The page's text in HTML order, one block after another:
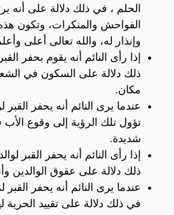
الحلم ، في ذلك دلالة على أنه
الفواحش والمنكرات، وتكون هذه
وإنذار له، والله تعالى أعلى
إذا رأى النائم أنه يقوم بحفر
ذلك دلالة على السكون في
مكان.
عندما يرى النائم أنه يحفر القبر
تؤول تلك الرؤية إلى وقوع
شديدة.
إذا رأى النائم أنه يحفر القبر
ذلك دلالة على عقوق الوالدين
عندما يرى النائم أنه يحفر
في ذلك دلالة على تقييد الحرية